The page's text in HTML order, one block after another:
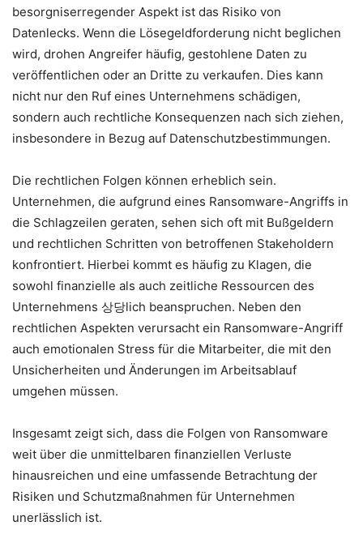
besorgniserregender Aspekt ist das Risiko von
Datenlecks. Wenn die Lösegeldforderung nicht beglichen
wird, drohen Angreifer häufig, gestohlene Daten zu
veröffentlichen oder an Dritte zu verkaufen. Dies kann
nicht nur den Ruf eines Unternehmens schädigen,
sondern auch rechtliche Konsequenzen nach sich ziehen,
insbesondere in Bezug auf Datenschutzbestimmungen.
Die rechtlichen Folgen können erheblich sein.
Unternehmen, die aufgrund eines Ransomware-Angriffs in
die Schlagzeilen geraten, sehen sich oft mit Bußgeldern
und rechtlichen Schritten von betroffenen Stakeholdern
konfrontiert. Hierbei kommt es häufig zu Klagen, die
sowohl finanzielle als auch zeitliche Ressourcen des
Unternehmens 상당lich beanspruchen. Neben den
rechtlichen Aspekten verursacht ein Ransomware-Angriff
auch emotionalen Stress für die Mitarbeiter, die mit den
Unsicherheiten und Änderungen im Arbeitsablauf
umgehen müssen.
Insgesamt zeigt sich, dass die Folgen von Ransomware
weit über die unmittelbaren finanziellen Verluste
hinausreichen und eine umfassende Betrachtung der
Risiken und Schutzmaßnahmen für Unternehmen
unerlässlich ist.